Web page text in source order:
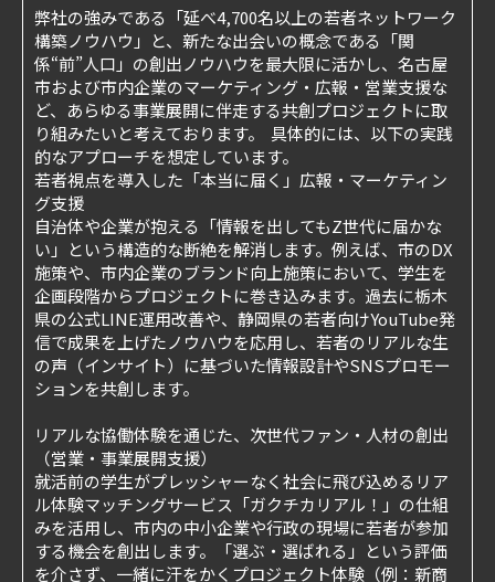
弊社の強みである「延べ4,700名以上の若者ネットワーク
構築ノウハウ」と、新たな出会いの概念である「関
係“前”人口」の創出ノウハウを最大限に活かし、名古屋
市および市内企業のマーケティング・広報・営業支援な
ど、あらゆる事業展開に伴走する共創プロジェクトに取
り組みたいと考えております。 具体的には、以下の実践
的なアプローチを想定しています。
若者視点を導入した「本当に届く」広報・マーケティン
グ支援
自治体や企業が抱える「情報を出してもZ世代に届かな
い」という構造的な断絶を解消します。例えば、市のDX
施策や、市内企業のブランド向上施策において、学生を
企画段階からプロジェクトに巻き込みます。過去に栃木
県の公式LINE運用改善や、静岡県の若者向けYouTube発
信で成果を上げたノウハウを応用し、若者のリアルな生
の声（インサイト）に基づいた情報設計やSNSプロモー
ションを共創します。
リアルな協働体験を通じた、次世代ファン・人材の創出
（営業・事業展開支援）
就活前の学生がプレッシャーなく社会に飛び込めるリア
ル体験マッチングサービス「ガクチカリアル！」の仕組
みを活用し、市内の中小企業や行政の現場に若者が参加
する機会を創出します。「選ぶ・選ばれる」という評価
を介さず、一緒に汗をかくプロジェクト体験（例：新商